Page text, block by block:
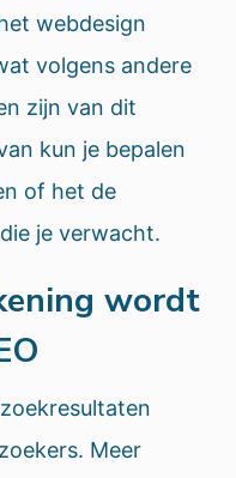
webdesign
volgens andere
zijn van dit
kun je bepalen
of het de
je verwacht.
wordt
Meer